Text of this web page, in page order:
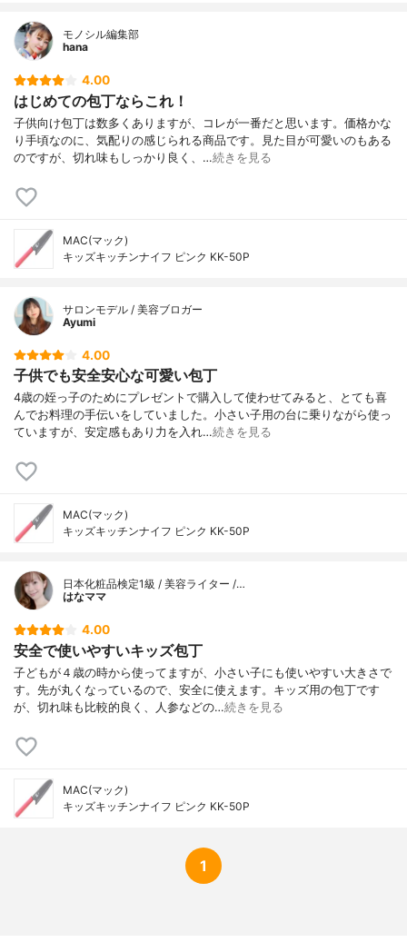
モノシル編集部
hana
4.00
はじめての包丁ならこれ！
子供向け包丁は数多くありますが、コレが一番だと思います。価格かな
り手頃なのに、気配りの感じられる商品です。見た目が可愛いのもある
のですが、切れ味もしっかり良く、…続きを見る
MAC(マック)
キッズキッチンナイフ ピンク KK-50P
サロンモデル / 美容ブロガー
Ayumi
4.00
子供でも安全安心な可愛い包丁
4歳の姪っ子のためにプレゼントで購入して使わせてみると、とても喜
んでお料理の手伝いをしていました。小さい子用の台に乗りながら使っ
ていますが、安定感もあり力を入れ…続きを見る
MAC(マック)
キッズキッチンナイフ ピンク KK-50P
日本化粧品検定1級 / 美容ライター /…
はなママ
4.00
安全で使いやすいキッズ包丁
子どもが４歳の時から使ってますが、小さい子にも使いやすい大きさで
す。先が丸くなっているので、安全に使えます。キッズ用の包丁です
が、切れ味も比較的良く、人参などの…続きを見る
MAC(マック)
キッズキッチンナイフ ピンク KK-50P
1